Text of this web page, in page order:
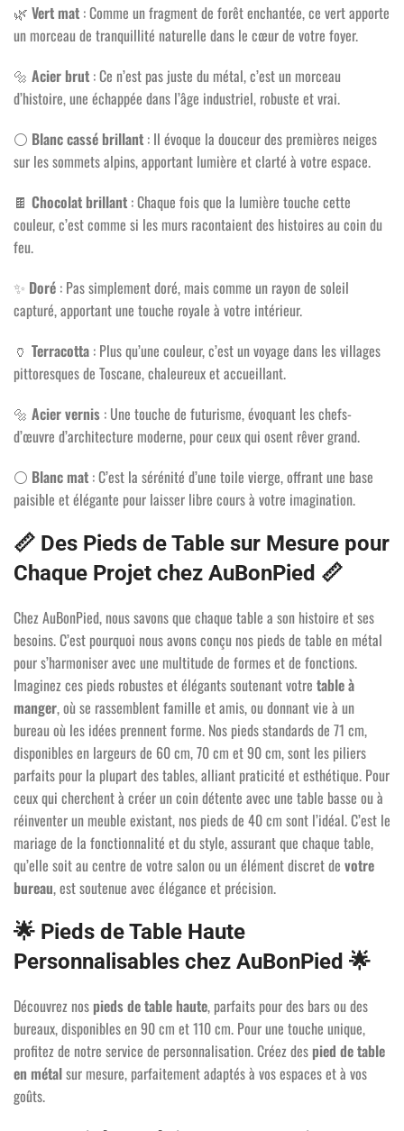
🌿 Vert mat : Comme un fragment de forêt enchantée, ce vert apporte
un morceau de tranquillité naturelle dans le cœur de votre foyer.
🔩 Acier brut : Ce n’est pas juste du métal, c’est un morceau
d’histoire, une échappée dans l’âge industriel, robuste et vrai.
⚪ Blanc cassé brillant : Il évoque la douceur des premières neiges
sur les sommets alpins, apportant lumière et clarté à votre espace.
🍫 Chocolat brillant : Chaque fois que la lumière touche cette
couleur, c’est comme si les murs racontaient des histoires au coin du
feu.
✨ Doré : Pas simplement doré, mais comme un rayon de soleil
capturé, apportant une touche royale à votre intérieur.
🏺 Terracotta : Plus qu’une couleur, c’est un voyage dans les villages
pittoresques de Toscane, chaleureux et accueillant.
🔩 Acier vernis : Une touche de futurisme, évoquant les chefs-
d’œuvre d’architecture moderne, pour ceux qui osent rêver grand.
⚪ Blanc mat : C’est la sérénité d’une toile vierge, offrant une base
paisible et élégante pour laisser libre cours à votre imagination.
📏 Des Pieds de Table sur Mesure pour
Chaque Projet chez AuBonPied 📏
Chez AuBonPied, nous savons que chaque table a son histoire et ses
besoins. C’est pourquoi nous avons conçu nos pieds de table en métal
pour s’harmoniser avec une multitude de formes et de fonctions.
Imaginez ces pieds robustes et élégants soutenant votre table à
manger, où se rassemblent famille et amis, ou donnant vie à un
bureau où les idées prennent forme. Nos pieds standards de 71 cm,
disponibles en largeurs de 60 cm, 70 cm et 90 cm, sont les piliers
parfaits pour la plupart des tables, alliant praticité et esthétique. Pour
ceux qui cherchent à créer un coin détente avec une table basse ou à
réinventer un meuble existant, nos pieds de 40 cm sont l’idéal. C’est le
mariage de la fonctionnalité et du style, assurant que chaque table,
qu’elle soit au centre de votre salon ou un élément discret de votre
bureau, est soutenue avec élégance et précision.
🌟 Pieds de Table Haute
Personnalisables chez AuBonPied 🌟
Découvrez nospieds de table haute, parfaits pour des bars ou des
bureaux, disponibles en 90 cm et 110 cm. Pour une touche unique,
profitez de notre service de personnalisation. Créez despied de table
en métalsur mesure, parfaitement adaptés à vos espaces et à vos
goûts.